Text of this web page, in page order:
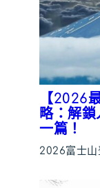
【2026
略：解
一篇！
2026富士山